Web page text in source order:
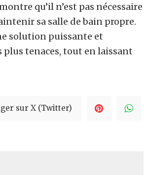
qu’il n’est pas nécessaire
sa salle de bain propre.
solution puissante et
plus tenaces, tout en laissant
sur X (Twitter)